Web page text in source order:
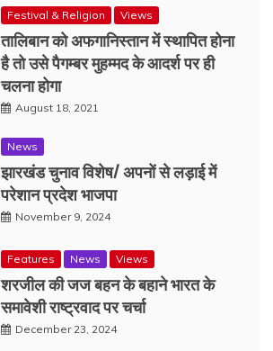
Festival & Religion Views
तालिबान को अफगानिस्तान में स्थापित होना
है तो उसे पैगम्बर मुहम्मद के आदर्श पर ही
चलना होगा
August 18, 2021
News
झारखंड चुनाव विशेष/ अपनों से लड़ाई में
परेशान प्रदेश भाजपा
November 9, 2024
Features News Views
शरजील की जज बहन के बहाने भारत के
समावेशी राष्ट्रवाद पर चर्चा
December 23, 2024